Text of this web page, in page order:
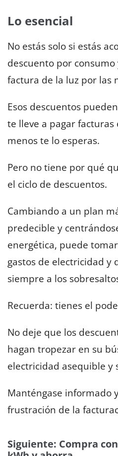
Lo esencial
No estás solo si estás
descuento por
factura de la luz por las
Esos descuentos
te lleve a pagar
menos te lo esperas.
Pero no tiene por qué
el ciclo de descuentos.
Cambiando a un plan
predecible y
energética, puede
gastos de electricidad y
siempre a los
Recuerda: tienes el
No deje que los
hagan tropezar en su
electricidad asequible y
Manténgase informado
frustración de la
Siguiente: Compra